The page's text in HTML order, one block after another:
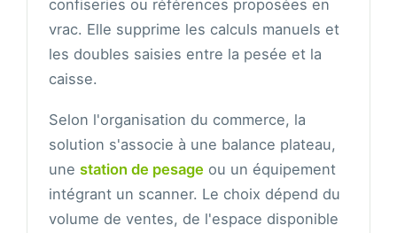
confiseries ou références proposées en
vrac. Elle supprime les calculs manuels et
les doubles saisies entre la pesée et la
caisse.
Selon l'organisation du commerce, la
solution s'associe à une balance plateau,
une station de pesage ou un équipement
intégrant un scanner. Le choix dépend du
volume de ventes, de l'espace disponible